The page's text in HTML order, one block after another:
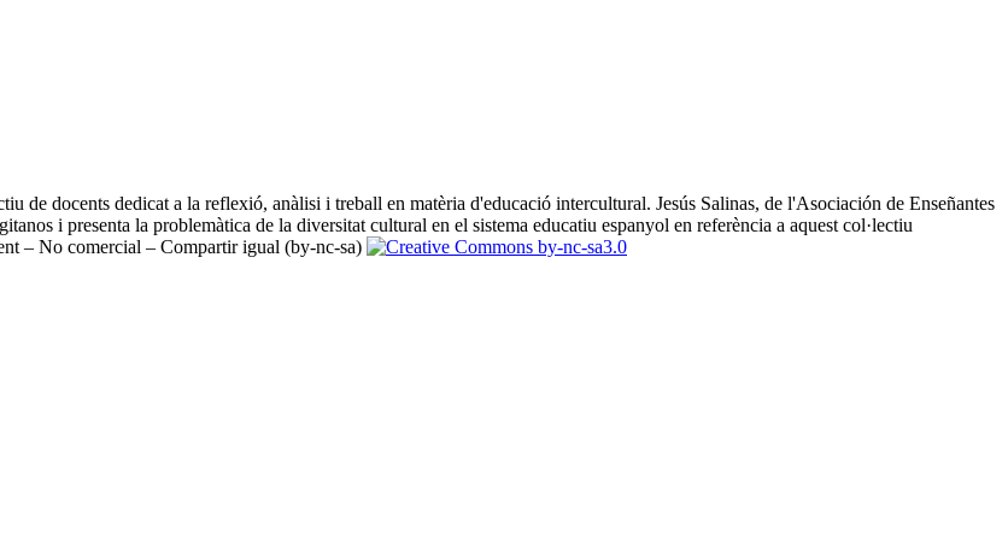
de docents dedicat a la reflexió, anàlisi i treball en matèria d'educació intercultural. Jesús Salinas, de l'Asociación de Enseñantes
i presenta la problemàtica de la diversitat cultural en el sistema educatiu espanyol en referència a aquest col·lectiu
– No comercial – Compartir igual (by-nc-sa)